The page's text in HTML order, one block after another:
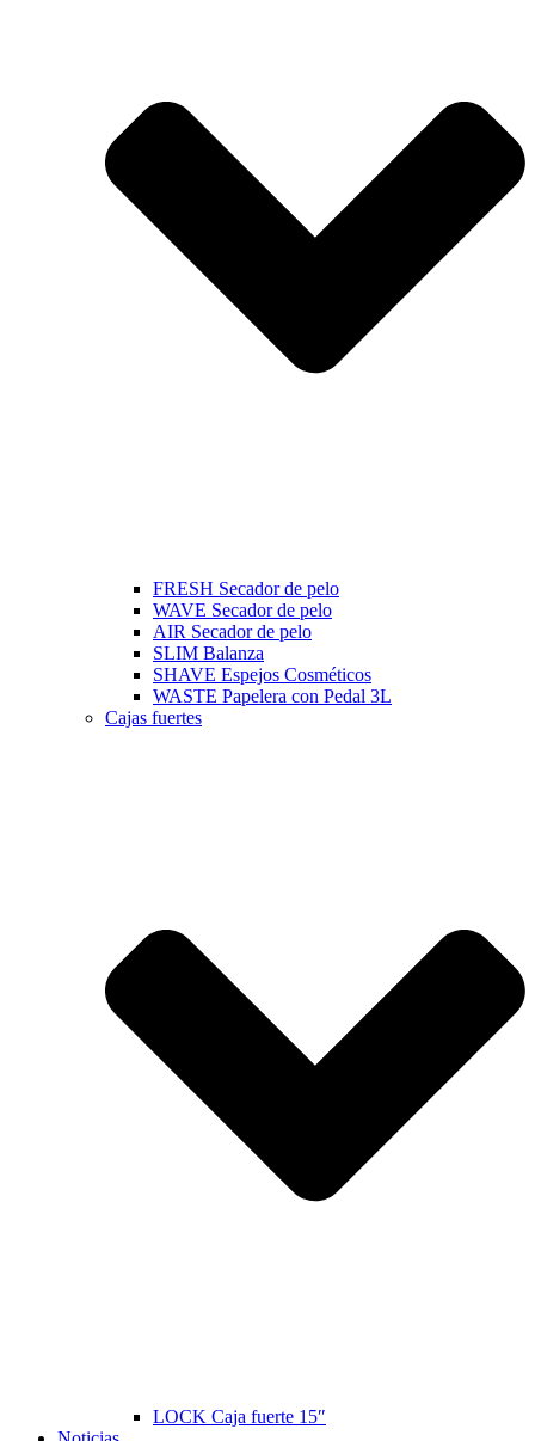
FRESH Secador de pelo
WAVE Secador de pelo
AIR Secador de pelo
SLIM Balanza
SHAVE Espejos Cosméticos
WASTE Papelera con Pedal 3L
Cajas fuertes
LOCK Caja fuerte 15″